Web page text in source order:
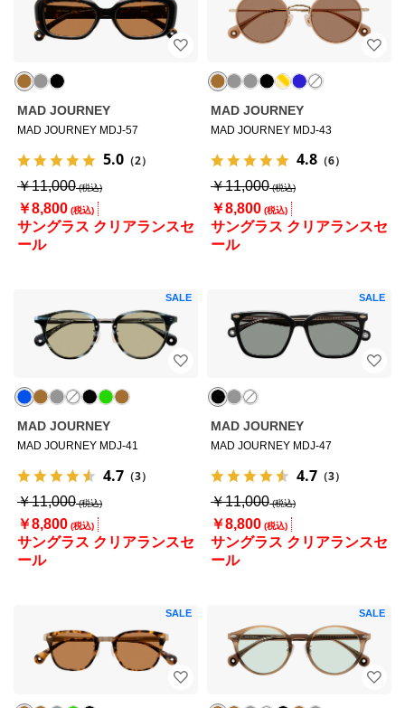
MAD JOURNEY
MAD JOURNEY MDJ-57
5.0 （2）
サングラス クリアランスセ
ール
￥8,800
￥11,000
MAD JOURNEY
MAD JOURNEY MDJ-43
4.8 （6）
サングラス クリアランスセ
ール
￥8,800
￥11,000
SALE
MAD JOURNEY
MAD JOURNEY MDJ-41
4.7 （3）
サングラス クリアランスセ
ール
￥8,800
￥11,000
SALE
MAD JOURNEY
MAD JOURNEY MDJ-47
4.7 （3）
サングラス クリアランスセ
ール
￥8,800
￥11,000
SALE SALE